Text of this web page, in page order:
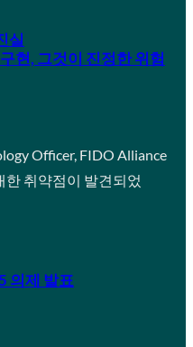
실
현, 그것이 진정한 위험
Officer, FIDO Alliance
한 취약점이 발견되었
의제 발표